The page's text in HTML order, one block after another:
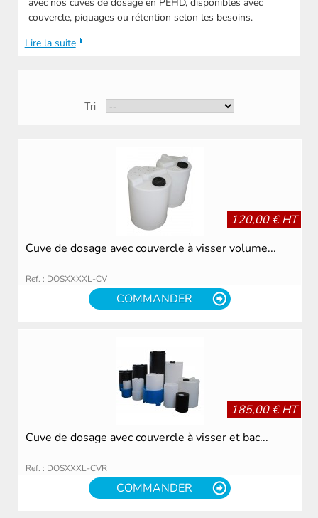
avec nos cuves de dosage en PEHD, disponibles avec
couvercle, piquages ou rétention selon les besoins.
Lire la suite
Tri
120,00 € HT
Cuve de dosage avec couvercle à visser volume...
Ref. : DOSXXXXL-CV
COMMANDER
185,00 € HT
Cuve de dosage avec couvercle à visser et bac...
Ref. : DOSXXXL-CVR
COMMANDER